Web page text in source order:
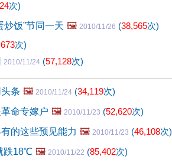
次)
炒饭”节同一天 🖼️ 2010/11/26 (38,565次)
次)
2010/11/24 (57,128次)
条 🖼️ 2010/11/24 (34,119次)
命专嫁户 🖼️ 2010/11/23 (52,620次)
的这些预见能力 🖼️ 2010/11/23 (46,108次)
跌18℃ 🖼️ 2010/11/22 (85,402次)